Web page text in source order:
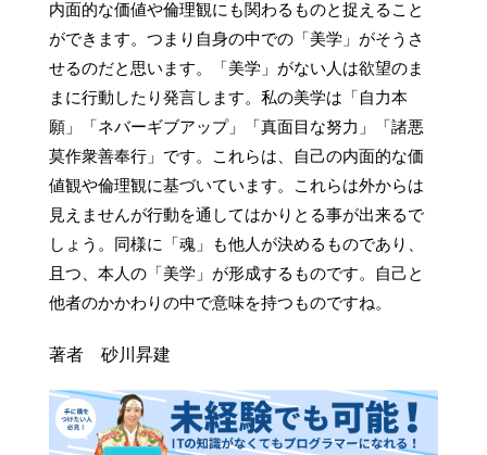
内面的な価値や倫理観にも関わるものと捉えること
ができます。つまり自身の中での「美学」がそうさ
せるのだと思います。「美学」がない人は欲望のま
まに行動したり発言します。私の美学は「自力本
願」「ネバーギブアップ」「真面目な努力」「諸悪
莫作衆善奉行」です。これらは、自己の内面的な価
値観や倫理観に基づいています。これらは外からは
見えませんが行動を通してはかりとる事が出来るで
しょう。同様に「魂」も他人が決めるものであり、
且つ、本人の「美学」が形成するものです。自己と
著者 砂川昇建